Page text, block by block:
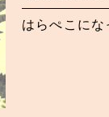
はらぺこに